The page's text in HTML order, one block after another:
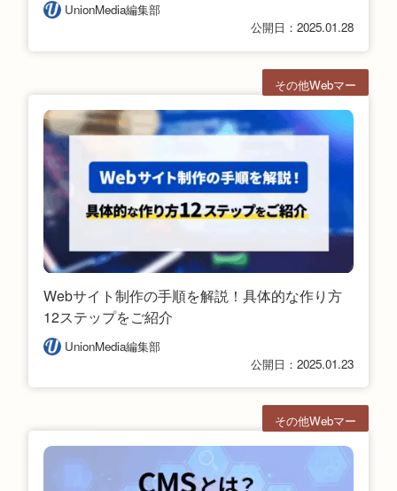
UnionMedia編集部
公開日：2025.01.28
Webサイト制作の手順を解説！具体的な作り方
12ステップをご紹介
UnionMedia編集部
公開日：2025.01.23
その他Webマー
その他Webマー